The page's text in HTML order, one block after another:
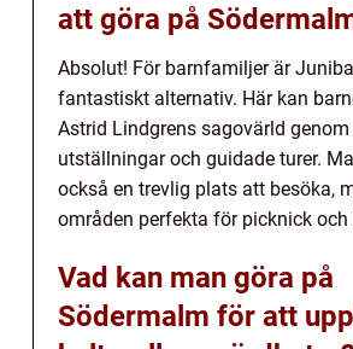
att göra på
Absolut! För barnfamiljer är
fantastiskt alternativ. Här kan
Astrid Lindgrens sagovärld
utställningar och guidade turer.
också en trevlig plats att besöka,
områden perfekta för picknick och
Vad kan man göra på
Södermalm för att